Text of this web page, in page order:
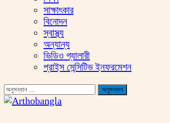
সাক্ষাৎকার
বিনোদন
স্বাস্থ্য
অন্যান্য
ভিডিও গ্যালারী
প্রাইস সেন্সিটিভ ইনফরমেশন